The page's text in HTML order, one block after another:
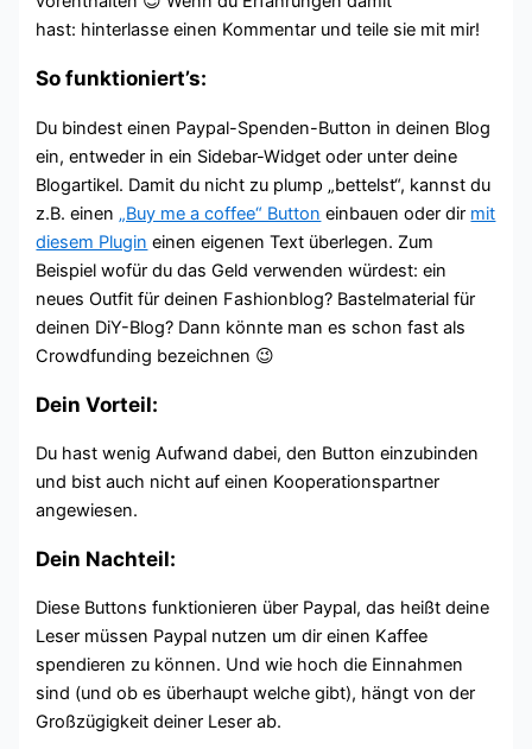
hast: hinterlasse einen Kommentar und teile sie mit mir!
So funktioniert’s:
Du bindest einen Paypal-Spenden-Button in deinen Blog
ein, entweder in ein Sidebar-Widget oder unter deine
Blogartikel. Damit du nicht zu plump „bettelst“, kannst du
z.B. einen „Buy me a coffee“ Button einbauen oder dir mit
diesem Plugin einen eigenen Text überlegen. Zum
Beispiel wofür du das Geld verwenden würdest: ein
neues Outfit für deinen Fashionblog? Bastelmaterial für
deinen DiY-Blog? Dann könnte man es schon fast als
Crowdfunding bezeichnen 😉
Dein Vorteil:
Du hast wenig Aufwand dabei, den Button einzubinden
und bist auch nicht auf einen Kooperationspartner
angewiesen.
Dein Nachteil:
Diese Buttons funktionieren über Paypal, das heißt deine
Leser müssen Paypal nutzen um dir einen Kaffee
spendieren zu können. Und wie hoch die Einnahmen
sind (und ob es überhaupt welche gibt), hängt von der
Großzügigkeit deiner Leser ab.